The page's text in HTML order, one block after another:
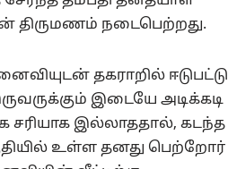
திருமணம் நடைபெற்றது.
தகராறில் ஈடுபட்டு
இடையே அடிக்கடி
இல்லாததால், கடந்த
உள்ள தனது பெற்றோர்